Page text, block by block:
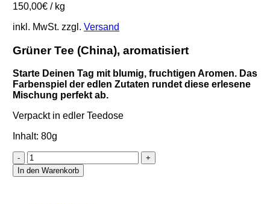
150,00€ / kg
inkl. MwSt. zzgl. Versand
Grüner Tee (China), aromatisiert
Starte Deinen Tag mit blumig, fruchtigen Aromen. Das
Farbenspiel der edlen Zutaten rundet diese erlesene
Mischung perfekt ab.
Verpackt in edler Teedose
Inhalt: 80g
Zu
früher
Stund'
In den Warenkorb